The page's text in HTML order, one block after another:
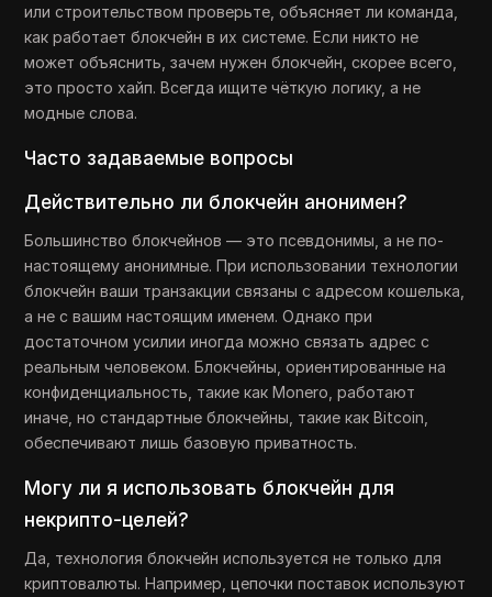
или строительством проверьте, объясняет ли команда,
как работает блокчейн в их системе. Если никто не
может объяснить, зачем нужен блокчейн, скорее всего,
это просто хайп. Всегда ищите чёткую логику, а не
модные слова.
Часто задаваемые вопросы
Действительно ли блокчейн анонимен?
Большинство блокчейнов — это псевдонимы, а не по-
настоящему анонимные. При использовании технологии
блокчейн ваши транзакции связаны с адресом кошелька,
а не с вашим настоящим именем. Однако при
достаточном усилии иногда можно связать адрес с
реальным человеком. Блокчейны, ориентированные на
конфиденциальность, такие как Monero, работают
иначе, но стандартные блокчейны, такие как Bitcoin,
обеспечивают лишь базовую приватность.
Могу ли я использовать блокчейн для
некрипто-целей?
Да, технология блокчейн используется не только для
криптовалюты. Например, цепочки поставок используют